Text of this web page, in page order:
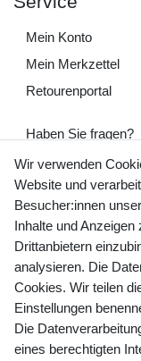
Mein Konto
Mein Merkzettel
Retourenportal
Haben Sie fragen?
+49 (0)
Mo-Fr 9-15 Uhr
Preisangaben inkl.
Versandkosten
Wir verwenden
Website und
Besucher:innen
Inhalte und
Drittanbietern
analysieren. Die
Cookies. Wir teilen
Einstellungen
Die
eines berechtigten